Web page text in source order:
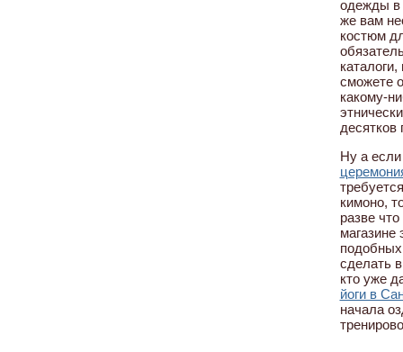
одежды в
же вам
костюм
сможете
какому-
десятков
Ну а
кимоно,
разве
подобных
сделать
кто уже
йоги в
начала